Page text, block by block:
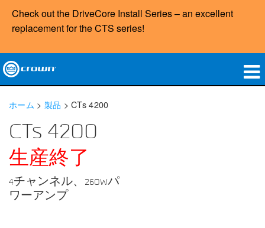
Check out the DriveCore Install Series – an excellent
replacement for theCTS series!
アプリケーション
ネットワークオーディオ
購入先
導入事例
ホーム > 製品 >CTs 4200
CTs 4200
生産終了
4チャンネル、260Wパ
ワーアンプ